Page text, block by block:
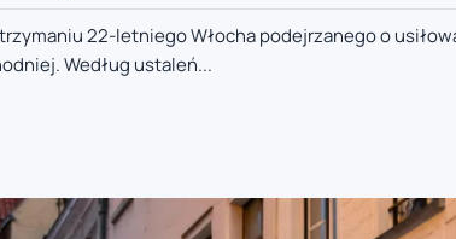
22-letniego Włocha podejrzanego o
Według ustaleń...